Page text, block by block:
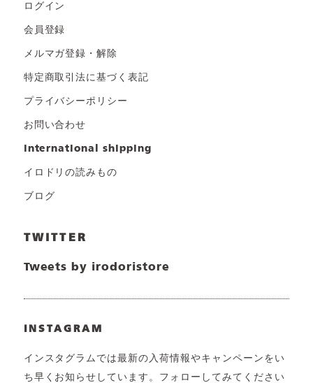
ログイン
会員登録
メルマガ登録・解除
特定商取引法に基づく表記
プライバシーポリシー
お問い合わせ
international shipping
イロドリの読みもの
ブログ
TWITTER
Tweets by irodoristore
INSTAGRAM
インスタグラムでは最新の入荷情報やキャンペーンをい
ち早くお知らせしています。フォローしてみてください